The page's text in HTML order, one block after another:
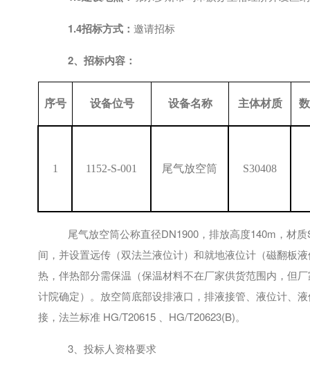
1.4招标方式： 邀请招标
2、招标内容：
序号 设备位号 设备名称 主体材质
1 1152-S-001 尾气放空筒 S30408
尾气放空筒公称直径DN1900，排放高度140m，材
间，并设置远传（双法兰液位计）和就地液位计（磁翻板
热，伴热部分需保温（保温材料不在厂家供货范围内，但
计院确定）。放空筒底部设排液口，排液接管、液位计、
接，法兰标准 HG/T20615 、HG/T20623(B)。
3、投标人资格要求